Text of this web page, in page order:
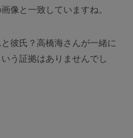
像と一致していますね。
彼氏？高橋海さんが一緒に
う証拠はありませんでし